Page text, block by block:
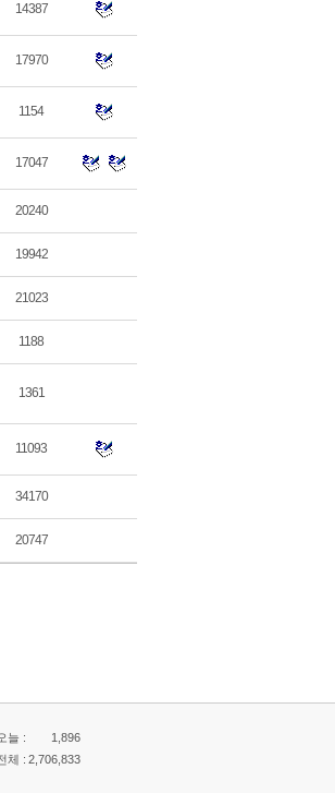
14387
17970
1154
17047
20240
19942
21023
1188
1361
11093
34170
20747
늘 :
1,896
체 : 2,706,833